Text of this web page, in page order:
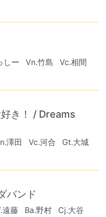
しー Vn.竹島
Vc.相間
き！ / Dreams
澤田 Vc.河合
Gt.大城
バンド
遠藤 Ba.野村 Cj.大谷